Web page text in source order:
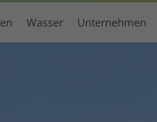
Wasser Unternehmen